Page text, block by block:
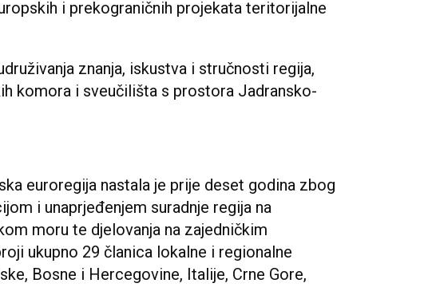
i prekograničnih projekata teritorijalne
znanja, iskustva i stručnosti regija,
komora i sveučilišta s prostora Jadransko-
euroregija nastala je prije deset godina zbog
i unaprjeđenjem suradnje regija na
moru te djelovanja na zajedničkim
ukupno 29 članica lokalne i regionalne
Bosne i Hercegovine, Italije, Crne Gore,